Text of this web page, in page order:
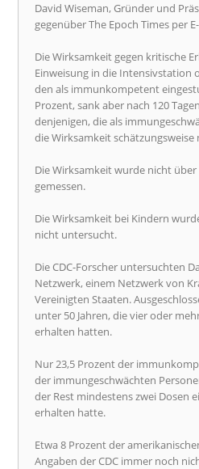
David Wiseman, Gründer und
gegenüber The Epoch Times per
Die Wirksamkeit gegen kritische
Einweisung in die Intensivstation
den als immunkompetent
Prozent, sank aber nach 120
denjenigen, die als
die Wirksamkeit schätzungsweise
Die Wirksamkeit wurde nicht über
gemessen.
Die Wirksamkeit bei Kindern
nicht untersucht.
Die CDC-Forscher untersuchten
Netzwerk, einem Netzwerk von
Vereinigten Staaten.
unter 50 Jahren, die vier oder
erhalten hatten.
Nur 23,5 Prozent der
der immungeschwächten
der Rest mindestens zwei Dosen
erhalten hatte.
Etwa 8 Prozent der
Angaben der CDC immer noch